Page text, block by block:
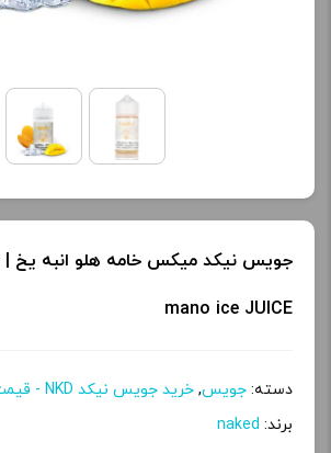
mano ice JUICE
دسته: جویس, خرید جویس نیکد NKD - قیمت جویس نیکد
برند: naked